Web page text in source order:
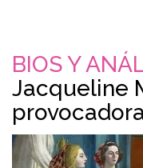
BIOS Y
Jacqueline